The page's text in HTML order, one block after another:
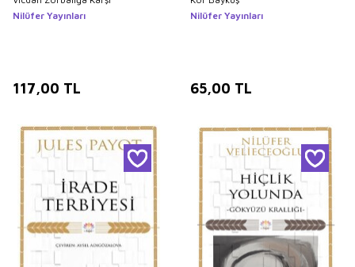
Nilüfer Yayınları
117,00 TL
Nilüfer Yayınları
65,00 TL